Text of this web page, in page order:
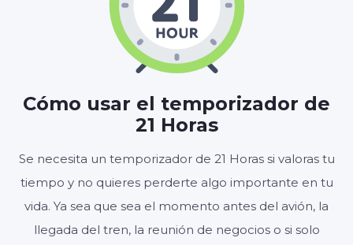
Cómo usar el temporizador de
21 Horas
Se necesita un temporizador de 21 Horas si valoras tu
tiempo y no quieres perderte algo importante en tu
vida. Ya sea que sea el momento antes del avión, la
llegada del tren, la reunión de negocios o si solo
HORAS 00
MINUTOS SEGUNDOS
Inicio Reiniciar Ajustes